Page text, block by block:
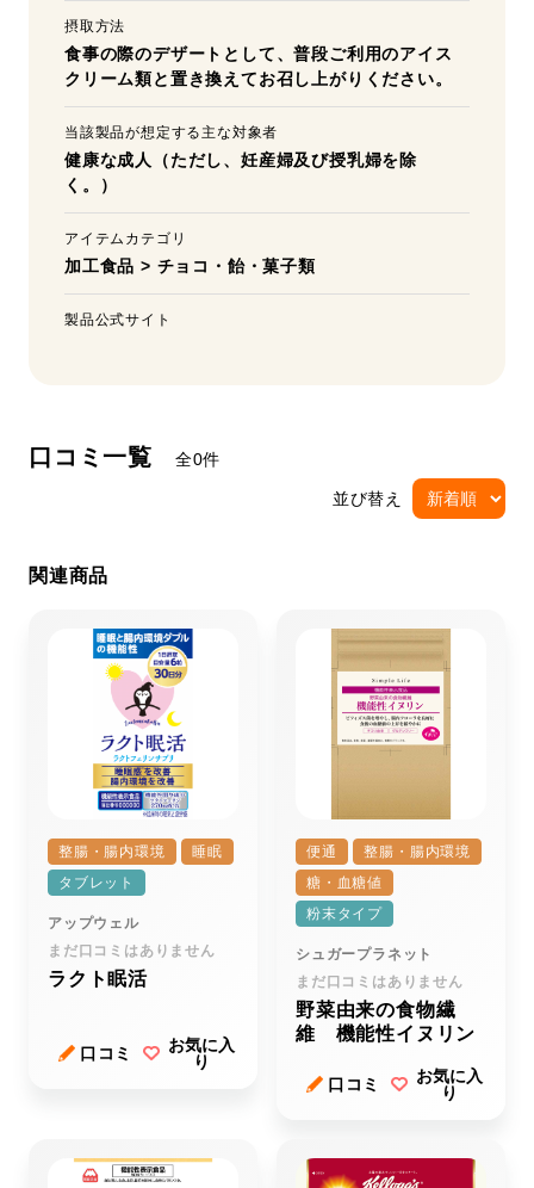
摂取方法
食事の際のデザートとして、普段ご利用のアイス
クリーム類と置き換えてお召し上がりください。
当該製品が想定する主な対象者
健康な成人（ただし、妊産婦及び授乳婦を除
く。）
アイテムカテゴリ
加工食品 > チョコ・飴・菓子類
製品公式サイト
口コミ一覧 全0件
並び替え
関連商品
整腸・腸内環境
睡眠
タブレット
アップウェル
まだ口コミはありません
ラクト眠活
口コミ
お気に入
り
便通
整腸・腸内環境
糖・血糖値
粉末タイプ
シュガープラネット
まだ口コミはありません
野菜由来の食物繊
維 機能性イヌリン
口コミ
お気に入
り